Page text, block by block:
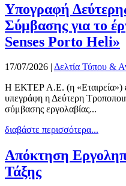
Υπογραφή
Σύμβασης για το
Senses Porto Heli»
17/07/2026 | Δελτία Τύπου &
Η ΕΚΤΕΡ Α.Ε. (η «Εταιρεία»)
υπεγράφη η Δεύτερη
σύμβασης εργολαβίας...
διαβάστε περισσότερα...
Απόκτηση
Τάξης